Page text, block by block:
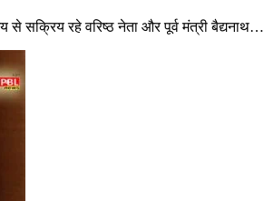
सक्रिय रहे वरिष्ठ नेता और पूर्व मंत्री बैद्यनाथ…